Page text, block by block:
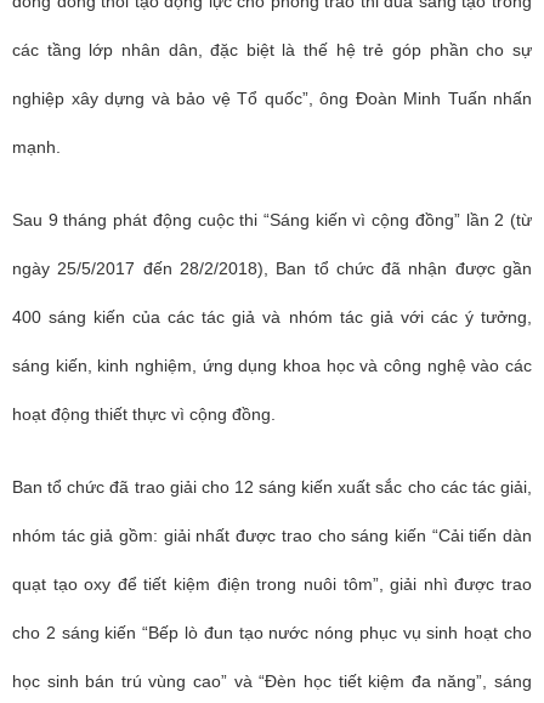
các tầng lớp nhân dân, đặc biệt là thế hệ trẻ góp phần cho sự
nghiệp xây dựng và bảo vệ Tổ quốc”, ông Đoàn Minh Tuấn nhấn
mạnh.
Sau 9 tháng phát động cuộc thi “Sáng kiến vì cộng đồng” lần 2 (từ
ngày 25/5/2017 đến 28/2/2018), Ban tổ chức đã nhận được gần
400 sáng kiến của các tác giả và nhóm tác giả với các ý tưởng,
sáng kiến, kinh nghiệm, ứng dụng khoa học và công nghệ vào các
hoạt động thiết thực vì cộng đồng.
Ban tổ chức đã trao giải cho 12 sáng kiến xuất sắc cho các tác giải,
nhóm tác giả gồm: giải nhất được trao cho sáng kiến “Cải tiến dàn
quạt tạo oxy để tiết kiệm điện trong nuôi tôm”, giải nhì được trao
cho 2 sáng kiến “Bếp lò đun tạo nước nóng phục vụ sinh hoạt cho
học sinh bán trú vùng cao” và “Đèn học tiết kiệm đa năng”, sáng